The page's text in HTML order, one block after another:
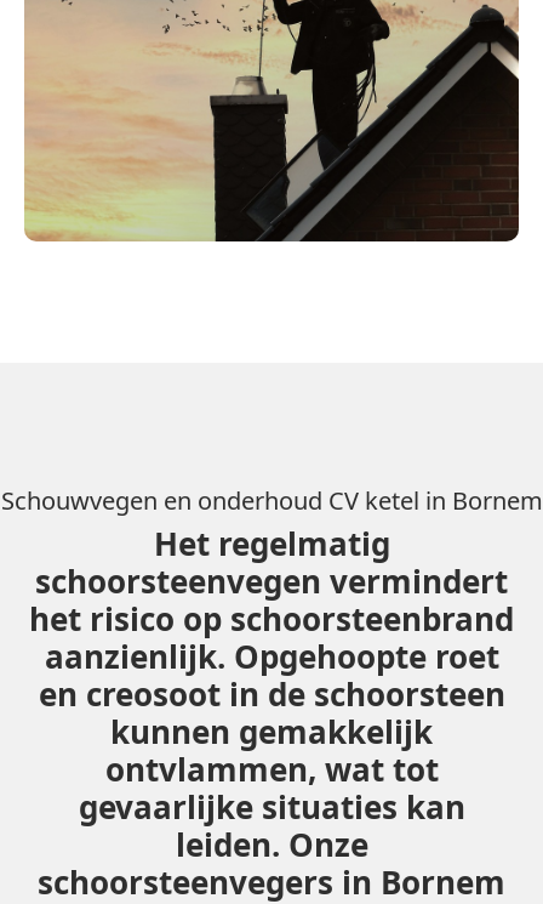
Schouwvegen en onderhoud CV ketel in Bornem
Het regelmatig
schoorsteenvegen vermindert
het risico op schoorsteenbrand
aanzienlijk. Opgehoopte roet
en creosoot in de schoorsteen
kunnen gemakkelijk
ontvlammen, wat tot
gevaarlijke situaties kan
leiden. Onze
schoorsteenvegers in Bornem